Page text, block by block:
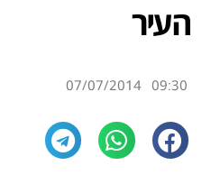
העיר
09:30
07/07/2014